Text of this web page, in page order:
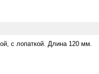
с лопаткой. Длина 120 мм.